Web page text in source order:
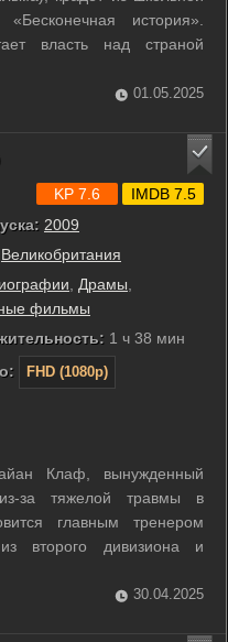
история».
власть над страной
в царство злых
Повелительница
у ...
01.05.2025
2009
Великобритания
Драмы
фильмы
1 ч 38 мин
FHD (1080p)
KP 7.6 IMDB 7.5
Клаф, вынужденный
за тяжелой травмы в
главным тренером
второго дивизиона и
к титулу чемпионов
на повышение в «Лидс
44-дневном ...
30.04.2025